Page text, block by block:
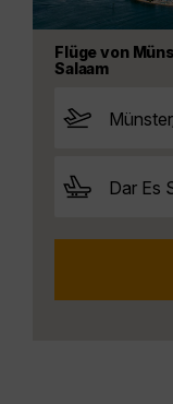
Flüge von
Salaam